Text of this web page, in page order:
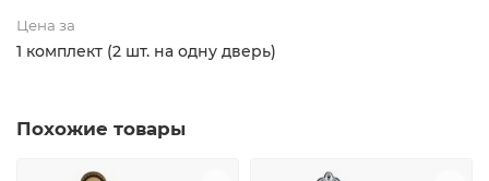
Цена за
1 комплект (2 шт. на одну дверь)
Похожие товары